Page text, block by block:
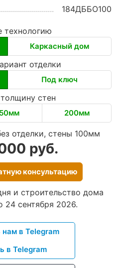
184ДББО100
технологию
Каркасный дом
отделки
Под ключ
стен
200мм
отделки, стены 100мм
руб.
консультацию
и строительство дома
24 сентября 2026.
в Telegram